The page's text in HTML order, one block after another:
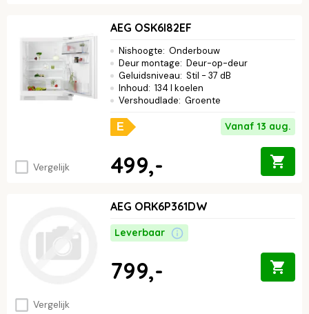
Vergelijk
AEG OSK6I82EF
Nishoogte: Onderbouw
Deur montage: Deur-op-deur
Geluidsniveau: Stil - 37 dB
Inhoud: 134 l koelen
Vershoudlade: Groente
E Vanaf 13 aug.
499,-
Vergelijk
AEG ORK6P361DW
Leverbaar
799,-